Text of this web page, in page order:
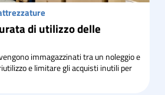
di utilizzo delle
immagazzinati tra un noleggio e
e limitare gli acquisti inutili per